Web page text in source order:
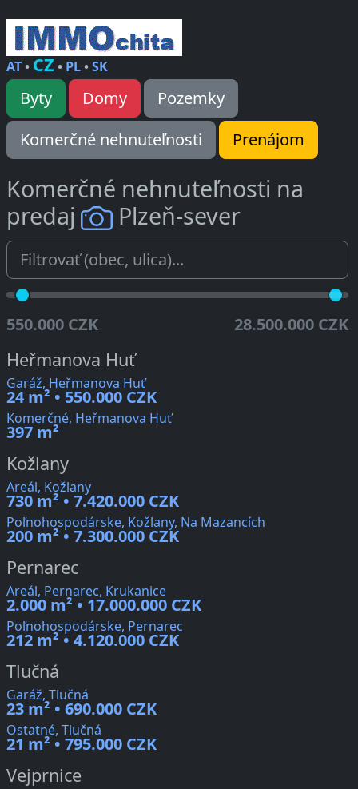
AT• CZ • PL•SK
Byty Domy
Pozemky
Komerčné nehnuteľnosti
Prenájom
Komerčné nehnuteľnosti na
predaj
Plzeň-sever
550.000 CZK 28.500.000 CZK
Heřmanova Huť
Garáž, Heřmanova Huť
24 m² • 550.000 CZK
Komerčné, Heřmanova Huť
397 m²
Kožlany
Areál, Kožlany
730 m² • 7.420.000 CZK
Poľnohospodárske, Kožlany, Na Mazancích
200 m² • 7.300.000 CZK
Pernarec
Areál, Pernarec, Krukanice
2.000 m² • 17.000.000 CZK
Poľnohospodárske, Pernarec
212 m² • 4.120.000 CZK
Tlučná
Garáž, Tlučná
23 m² • 690.000 CZK
Ostatné, Tlučná
21 m² • 795.000 CZK
Vejprnice